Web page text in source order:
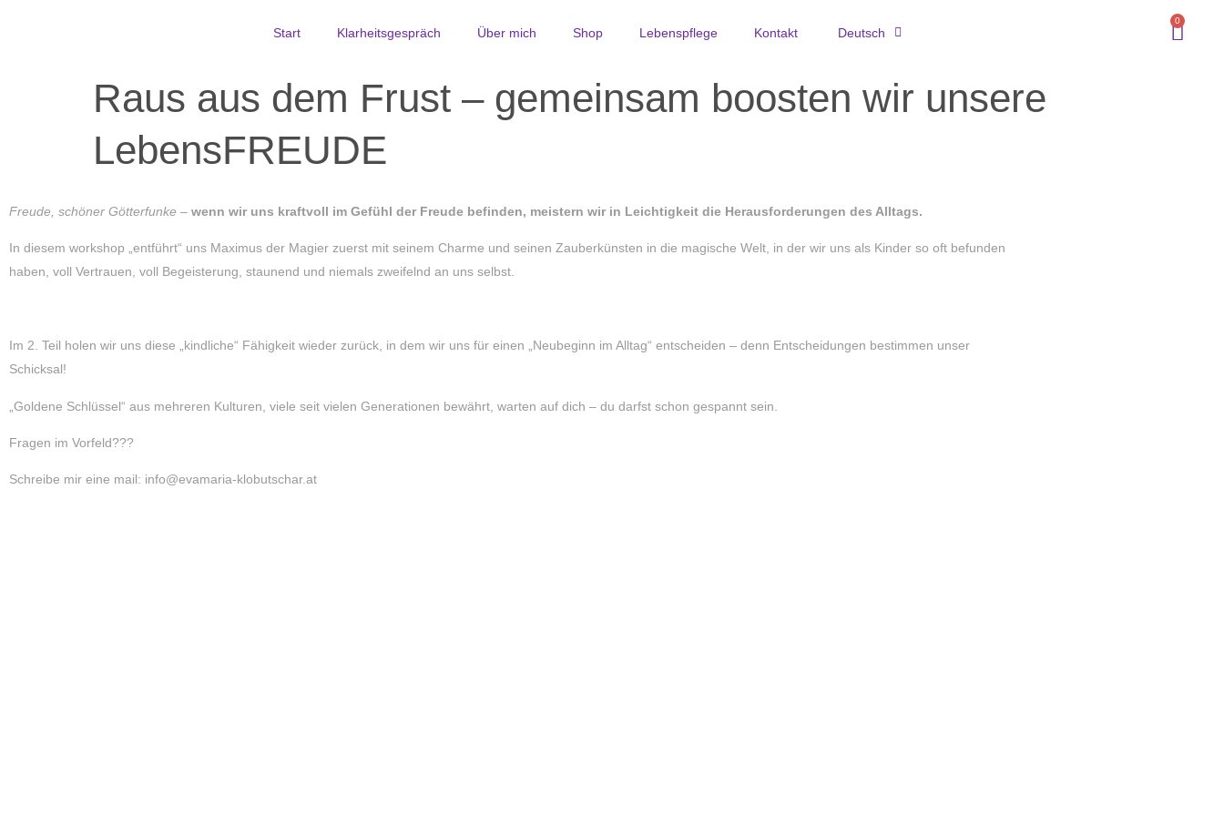
Start Klarheitsgespräch Über mich Shop Lebenspflege Kontakt Deutsch
0
Raus aus dem Frust – gemeinsam boosten wir unsere
LebensFREUDE
Freude, schöner Götterfunke – wenn wir uns kraftvoll im Gefühl der Freude befinden, meistern wir in Leichtigkeit die Herausforderungen des Alltags.
In diesem workshop „entführt“ uns Maximus der Magier zuerst mit seinem Charme und seinen Zauberkünsten in die magische Welt, in der wir uns als Kinder so oft befunden
haben, voll Vertrauen, voll Begeisterung, staunend und niemals zweifelnd an uns selbst.
Im 2. Teil holen wir uns diese „kindliche“ Fähigkeit wieder zurück, in dem wir uns für einen „Neubeginn im Alltag“ entscheiden – denn Entscheidungen bestimmen unser
Schicksal!
„Goldene Schlüssel“ aus mehreren Kulturen, viele seit vielen Generationen bewährt, warten auf dich – du darfst schon gespannt sein.
Fragen im Vorfeld???
Schreibe mir eine mail: info@evamaria-klobutschar.at